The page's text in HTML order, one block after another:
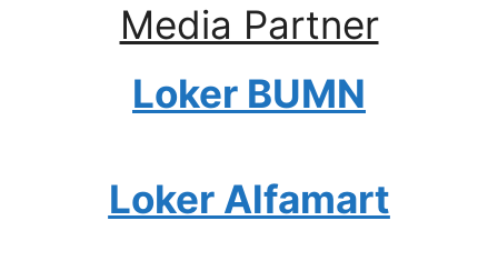
Media Partner
Loker BUMN
Loker Alfamart